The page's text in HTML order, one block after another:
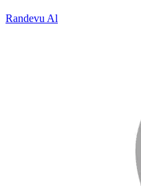
Randevu Al